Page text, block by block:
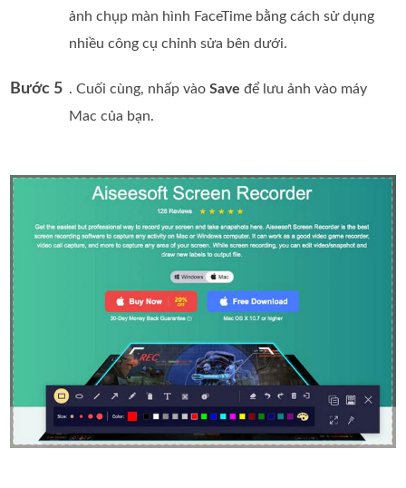
ảnh chụp màn hình FaceTime bằng cách sử dụng
nhiều công cụ chỉnh sửa bên dưới.
Bước 5 . Cuối cùng, nhấp vàoSave để lưu ảnh vào máy
Mac của bạn.